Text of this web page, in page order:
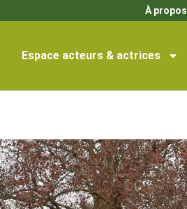
À propos
Espace acteurs & actrices